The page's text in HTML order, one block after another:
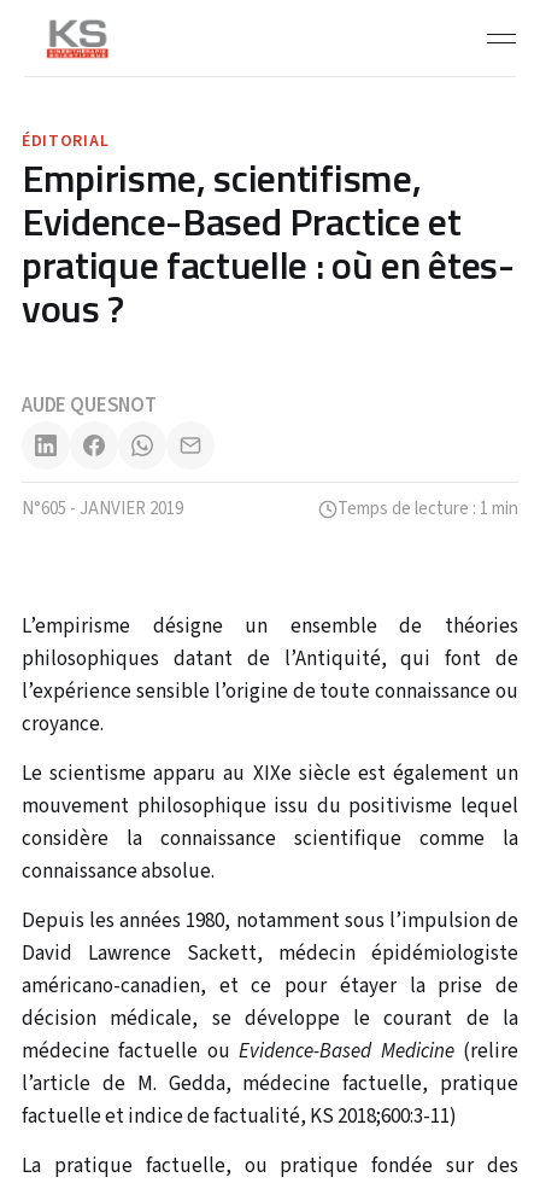
ÉDITORIAL
Empirisme, scientifisme,
Evidence-Based Practice et
pratique factuelle : où en êtes-
vous ?
AUDE QUESNOT
N°605 - JANVIER 2019 Temps de lecture : 1 min
L’empirisme désigne un ensemble de théories
philosophiques datant de l’Antiquité, qui font de
l’expérience sensible l’origine de toute connaissance ou
croyance.
Le scientisme apparu au XIXe siècle est également un
mouvement philosophique issu du positivisme lequel
considère la connaissance scientifique comme la
connaissance absolue.
Depuis les années 1980, notamment sous l’impulsion de
David Lawrence Sackett, médecin épidémiologiste
américano-canadien, et ce pour étayer la prise de
décision médicale, se développe le courant de la
médecine factuelle ouEvidence-Based Medicine(relire
l’article de M. Gedda, médecine factuelle, pratique
factuelle et indice de factualité, KS 2018;600:3-11)
La pratique factuelle, ou pratique fondée sur des